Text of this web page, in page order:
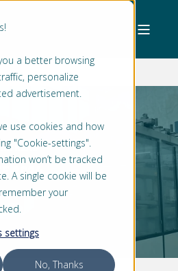
a better browsing
personalize
advertisement.
use cookies and how
"Cookie-settings".
won’t be tracked
A single cookie will be
your
settings
No, Thanks
READ
2024